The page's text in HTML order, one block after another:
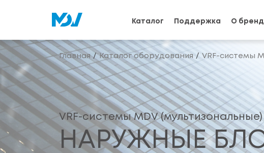
Каталог Поддержка О
Главная Каталог оборудования VRF-системы
VRF-системы MDV (мультизональные)
НАРУЖНЫЕ